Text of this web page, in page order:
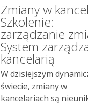
Zmiany w
Szkolenie:
zarządzanie
System
kancelarią
W dzisiejszym
świecie, zmiany w
kancelariach są